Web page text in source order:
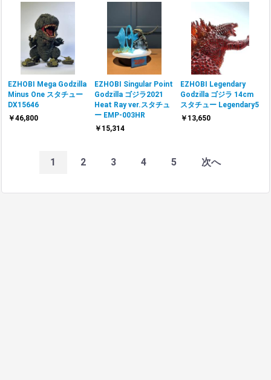
EZHOBI Mega Godzilla
Minus One スタチュー
DX15646
￥46,800
EZHOBI Singular Point
Godzilla ゴジラ2021
Heat Ray ver.スタチュ
ー EMP-003HR
￥15,314
EZHOBI Legendary
Godzilla ゴジラ 14cm
スタチュー Legendary5
￥13,650
1 2 3 4 5 次へ